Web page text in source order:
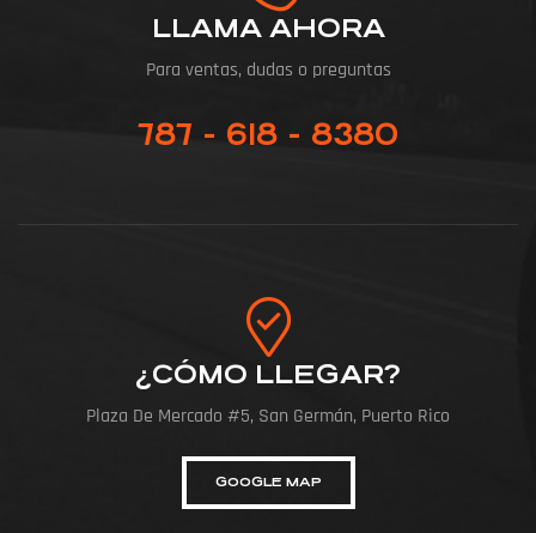
LLAMA AHORA
Para ventas, dudas o preguntas
787 - 618 - 8380
¿CÓMO LLEGAR?
Plaza De Mercado #5, San Germán, Puerto Rico
GOOGLE MAP